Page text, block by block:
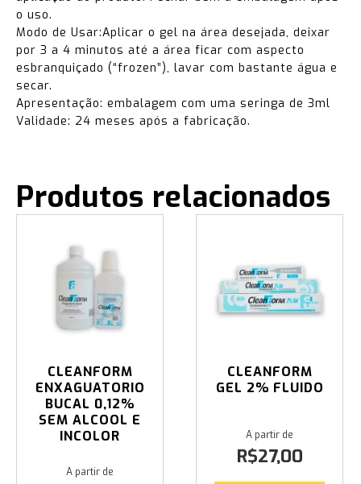
o uso.
Modo de Usar:Aplicar o gel na área desejada, deixar
por 3 a 4 minutos até a área ficar com aspecto
esbranquiçado (“frozen”), lavar com bastante água e
secar.
Apresentação: embalagem com uma seringa de 3ml
Validade: 24 meses após a fabricação.
Produtos relacionados
CLEANFORM
ENXAGUATORIO
BUCAL 0,12%
SEM ALCOOL E
INCOLOR
CLEANFORM
GEL 2% FLUIDO
R$27,00